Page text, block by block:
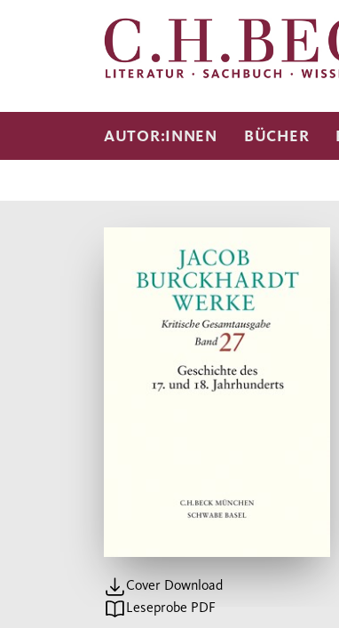
AUTOR:INNEN BÜCHER
Cover Download
Leseprobe PDF